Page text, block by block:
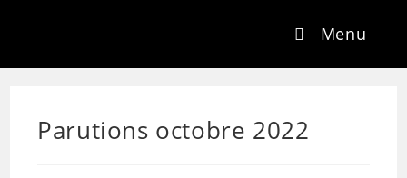
Menu
Parutions octobre 2022